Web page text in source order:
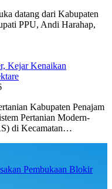
datang dari Kabupaten
PPU, Andi Harahap,
Kejar Kenaikan
Kabupaten Penajam
Pertanian Modern-
di Kecamatan…